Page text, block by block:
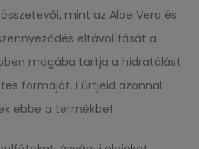
mint az Aloe Vera és
eltávolítását a
magába tartja a hidratálást
formáját. Fürtjeid azonnal
ebbe a termékbe!